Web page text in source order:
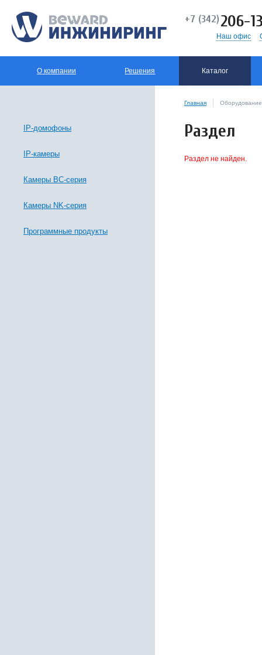
+7 (342)206-
Наш офис
О компании Решения Каталог
IP-домофоны
IP-камеры
Камеры BC-серия
Камеры NK-серия
Программные продукты
Главная Оборудование
Раздел
Раздел не найден.